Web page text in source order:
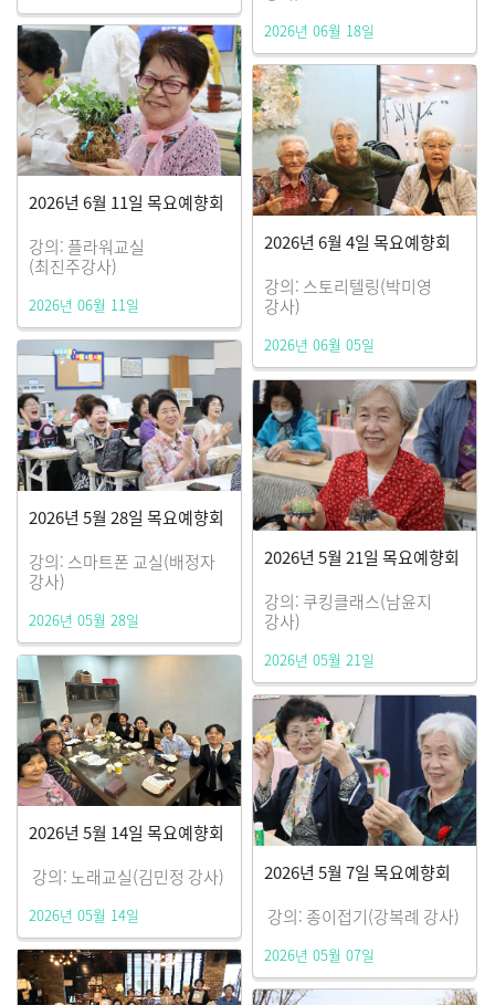
2026년 06월 18일
2026년 6월 11일 목요예향회
강의: 플라워교실
(최진주강사)
2026년 06월 11일
2026년 6월 4일 목요예향회
강의: 스토리텔링(박미영
강사)
2026년 06월 05일
2026년 5월 28일 목요예향회
강의: 스마트폰 교실(배정자
강사)
2026년 05월 28일
2026년 5월 21일 목요예향회
강의: 쿠킹클래스(남윤지
강사)
2026년 05월 21일
2026년 5월 14일 목요예향회
강의: 노래교실(김민정 강사)
2026년 05월 14일
2026년 5월 7일 목요예향회
강의: 종이접기(강복례 강사)
2026년 05월 07일